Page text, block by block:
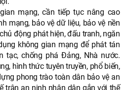
mạng, cần tiếp tục nâng cao
mạng, bảo vệ dữ liệu, bảo vệ nền
động phát hiện, đấu tranh, ngăn
không gian mạng để phát tán
tạc, chống phá Đảng, Nhà nước.
hình thức tuyên truyền, phổ biến,
phong trào toàn dân bảo vệ an
trận an ninh nhân dân gắn với thế